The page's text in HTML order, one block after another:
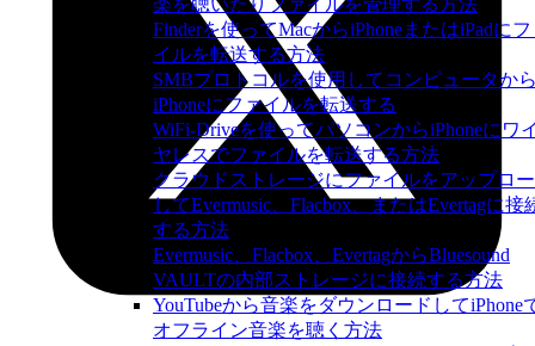
楽を聴いたりファイルを管理する方法
Finderを使ってMacからiPhoneまたはiPadに
イルを転送する方法
SMBプロトコルを使用してコンピュータか
iPhoneにファイルを転送する
WiFi-Driveを使ってパソコンからiPhoneにワ
ヤレスでファイルを転送する方法
クラウドストレージにファイルをアップロ
してEvermusic、Flacbox、またはEvertagに接
する方法
Evermusic、Flacbox、EvertagからBluesound
VAULTの内部ストレージに接続する方法
YouTubeから音楽をダウンロードしてiPhone
オフライン音楽を聴く方法